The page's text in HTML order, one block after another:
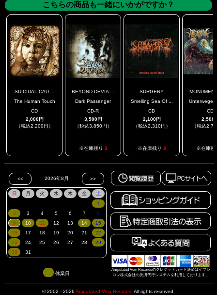
こちらの商品も一緒にいかがですか？
SUICIDAL CAU ...
The Human Touch
CD
2,000円
（税込2,200円）
BEYOND DEVIA ...
Dark Passenger
CD-R
3,500円
（税込3,850円）
※在庫残り 3
SURGERY
Smelling Sea Of ...
CD
2,100円
（税込2,310円）
※在庫残り 3
Unterweger
CD
2,500
（税込
※在庫残
Amputated Vein Recordsのクレジットカード決済はイプシ
ロン株式会社の決済代行システムを利用しております。
休業日
© 2002 - 2026 Amputated Vein Records All rights reserved.